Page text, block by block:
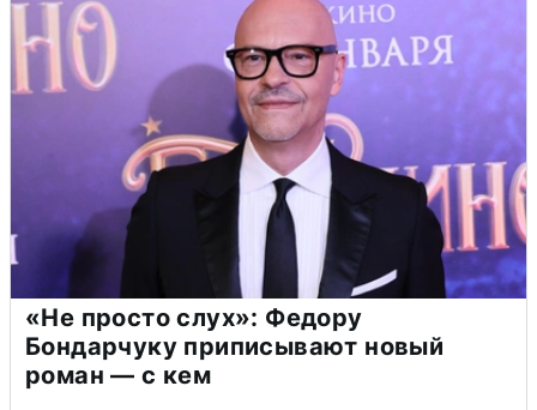
«Не просто слух»: Федору
Бондарчуку приписывают новый
роман — с кем